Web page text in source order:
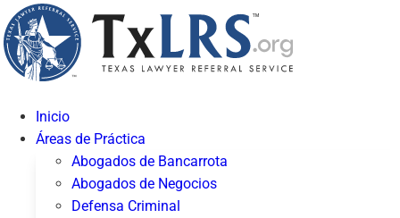
Inicio
Áreas de Práctica
Abogados de Bancarrota
Abogados de Negocios
Defensa Criminal